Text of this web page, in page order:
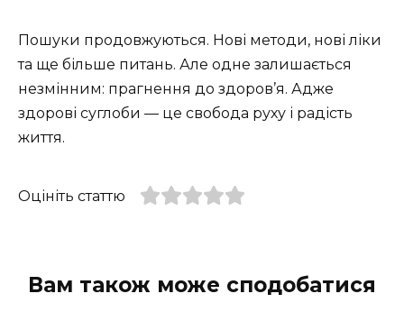
Пошуки продовжуються. Нові методи, нові ліки
та ще більше питань. Але одне залишається
незмінним: прагнення до здоров’я. Адже
здорові суглоби — це свобода руху і радість
життя.
Оцініть статтю
Вам також може сподобатися